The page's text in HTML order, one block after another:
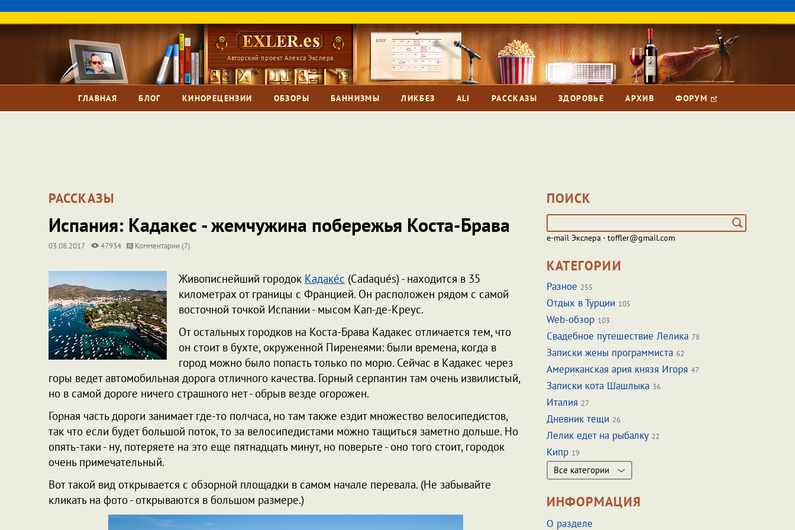
Авторский проект Алекса Экслера
ГЛАВНАЯ БЛОГ КИНОРЕЦЕНЗИИ ОБЗОРЫ БАННИЗМЫ ЛИКБЕЗ ALI РАССКАЗЫ ЗДОРОВЬЕ АРХИВ ФОРУМ
РАССКАЗЫ
Испания: Кадакес - жемчужина побережья Коста-Брава
03.08.2017 47934 Комментарии (7)
Живописнейший городок Кадакéс (Cadaqués) - находится в 35
километрах от границы с Францией. Он расположен рядом с самой
восточной точкой Испании - мысом Кап-де-Креус.
От остальных городков на Коста-Брава Кадакес отличается тем, что
он стоит в бухте, окруженной Пиренеями: были времена, когда в
город можно было попасть только по морю. Сейчас в Кадакес через
горы ведет автомобильная дорога отличного качества. Горный серпантин там очень извилистый,
но в самой дороге ничего страшного нет - обрыв везде огорожен.
Горная часть дороги занимает где-то полчаса, но там также ездит множество велосипедистов,
так что если будет большой поток, то за велосипедистами можно тащиться заметно дольше. Но
опять-таки - ну, потеряете на это еще пятнадцать минут, но поверьте - оно того стоит, городок
очень примечательный.
Вот такой вид открывается с обзорной площадки в самом начале перевала. (Не забывайте
кликать на фото - открываются в большом размере.)
ПОИСК
e-mail Экслера - toffler@gmail.com
КАТЕГОРИИ
Разное 255
Отдых в Турции 105
Web-обзор 103
Свадебное путешествие Лелика 78
Записки жены программиста 62
Американская ария князя Игоря 47
Записки кота Шашлыка 36
Италия 27
Дневник тещи 26
Лелик едет на рыбалку 22
Кипр 19
Все категории
ИНФОРМАЦИЯ
О разделе